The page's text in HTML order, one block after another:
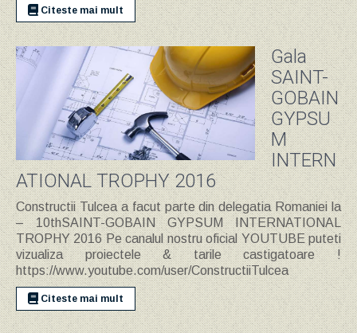
Citeste mai mult
Gala
SAINT-
GOBAIN
GYPSU
M
INTERN
ATIONAL TROPHY 2016
Constructii Tulcea a facut parte din delegatia Romaniei la
– 10thSAINT-GOBAIN GYPSUM INTERNATIONAL
TROPHY 2016 Pe canalul nostru oficial YOUTUBE puteti
vizualiza proiectele & tarile castigatoare !
https://www.youtube.com/user/ConstructiiTulcea
Citeste mai mult